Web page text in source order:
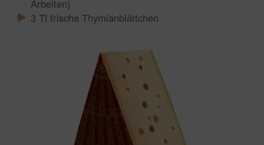
Arbeiten)
3 Tl frische Thymianblättchen